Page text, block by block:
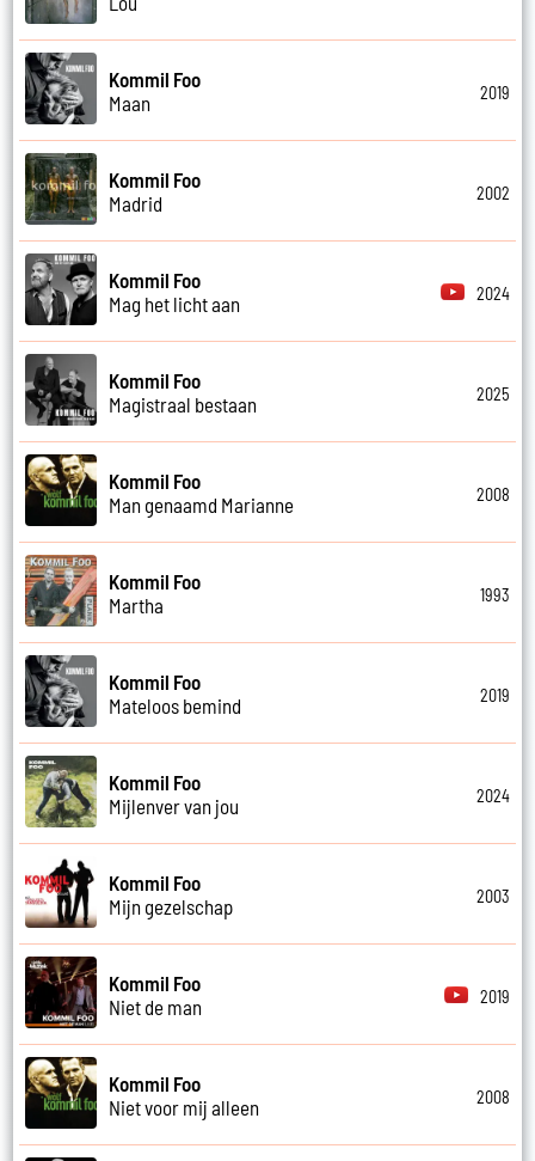
Kommil Foo
Maan
2019
Kommil Foo
Madrid
2002
Kommil Foo
Mag het licht aan
2024
Kommil Foo
Magistraal bestaan
2025
Kommil Foo
Man genaamd Marianne
2008
Kommil Foo
Martha
1993
Kommil Foo
Mateloos bemind
2019
Kommil Foo
Mijlenver van jou
2024
Kommil Foo
Mijn gezelschap
2003
Kommil Foo
Niet de man
2019
Kommil Foo
Niet voor mij alleen
2008